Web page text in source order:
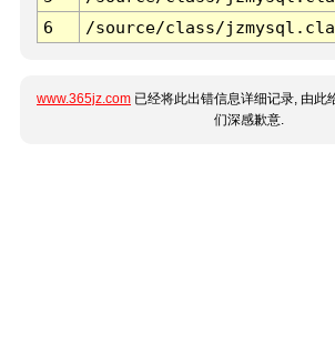
6
/source/class/
www.365jz.com 已经将此出错信息详细记录, 由此
们深感歉意.